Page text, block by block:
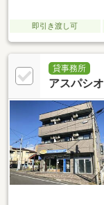
即引き渡し可
貸事務所
アスパシオ